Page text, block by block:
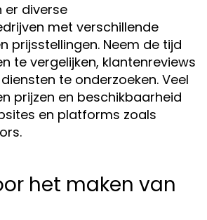
er diverse
met verschillende
prijsstellingen. Neem de tijd
te vergelijken, klantenreviews
te onderzoeken. Veel
prijzen en beschikbaarheid
en platforms zoals
het maken van